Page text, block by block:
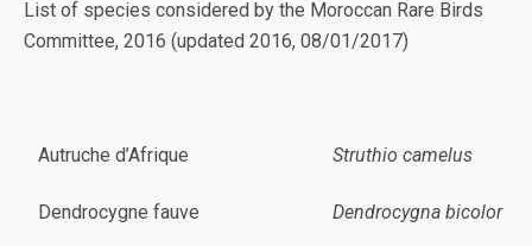
List of species considered by the Moroccan Rare Birds
Committee, 2016 (updated 2016, 08/01/2017)
Autruche d’Afrique Struthio camelus
Dendrocygne fauve Dendrocygna bicolor